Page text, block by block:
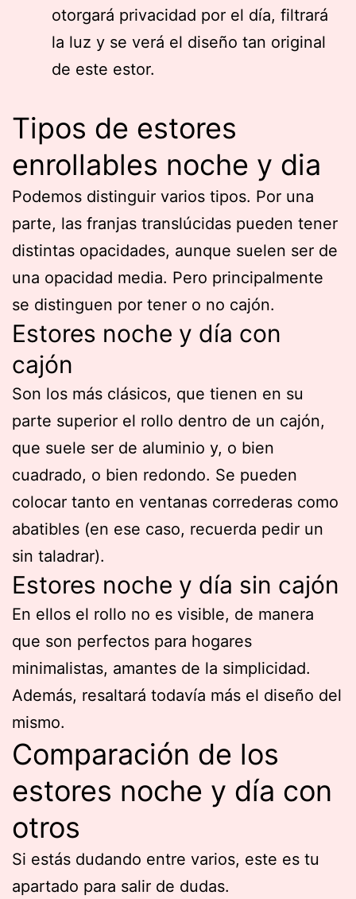
otorgará privacidad por el día, filtrará
la luz y se verá el diseño tan original
de este estor.
Tipos de estores
enrollables noche y dia
Podemos distinguir varios tipos. Por una
parte, las franjas translúcidas pueden tener
distintas opacidades, aunque suelen ser de
una opacidad media. Pero principalmente
se distinguen por tener o no cajón.
Estores noche y día con
cajón
Son los más clásicos, que tienen en su
parte superior el rollo dentro de un cajón,
que suele ser de aluminio y, o bien
cuadrado, o bien redondo. Se pueden
colocar tanto en ventanas correderas como
abatibles (en ese caso, recuerda pedir un
sin taladrar).
Estores noche y día sin cajón
En ellos el rollo no es visible, de manera
que son perfectos para hogares
minimalistas, amantes de la simplicidad.
Además, resaltará todavía más el diseño del
mismo.
Comparación de los
estores noche y día con
otros
Si estás dudando entre varios, este es tu
apartado para salir de dudas.